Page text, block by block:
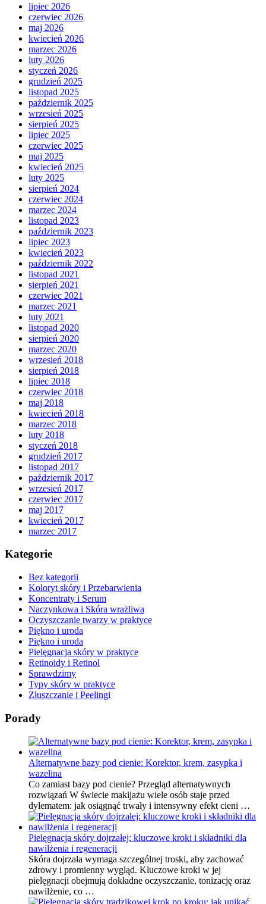
lipiec 2026
czerwiec 2026
maj 2026
kwiecień 2026
marzec 2026
luty 2026
styczeń 2026
grudzień 2025
listopad 2025
październik 2025
wrzesień 2025
sierpień 2025
lipiec 2025
czerwiec 2025
maj 2025
kwiecień 2025
luty 2025
sierpień 2024
czerwiec 2024
marzec 2024
listopad 2023
październik 2023
lipiec 2023
kwiecień 2023
październik 2022
listopad 2021
sierpień 2021
czerwiec 2021
marzec 2021
luty 2021
listopad 2020
sierpień 2020
marzec 2020
wrzesień 2018
sierpień 2018
lipiec 2018
czerwiec 2018
maj 2018
kwiecień 2018
marzec 2018
luty 2018
styczeń 2018
grudzień 2017
listopad 2017
październik 2017
wrzesień 2017
czerwiec 2017
maj 2017
kwiecień 2017
marzec 2017
Kategorie
Bez kategorii
Koloryt skóry i Przebarwienia
Koncentraty i Serum
Naczynkowa i Skóra wrażliwa
Oczyszczanie twarzy w praktyce
Piękno i uroda
Piękno i uroda
Pielęgnacja skóry w praktyce
Retinoidy i Retinol
Sprawdzimy
Typy skóry w praktyce
Złuszczanie i Peelingi
Porady
Alternatywne bazy pod cienie: Korektor, krem, zasypka i
wazelina
Co zamiast bazy pod cienie? Przegląd alternatywnych
rozwiązań W świecie makijażu wiele osób staje przed
dylematem: jak osiągnąć trwały i intensywny efekt cieni …
Pielęgnacja skóry dojrzałej: kluczowe kroki i składniki dla
nawilżenia i regeneracji
Skóra dojrzała wymaga szczególnej troski, aby zachować
zdrowy i promienny wygląd. Kluczowe kroki w jej
pielęgnacji obejmują dokładne oczyszczanie, tonizację oraz
nawilżenie, co …